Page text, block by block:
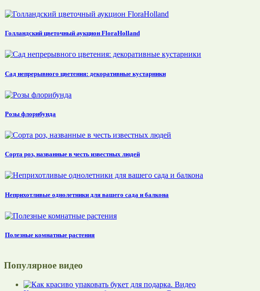
Голландский цветочный аукцион FloraHolland
Сад непрерывного цветения: декоративные кустарники
Розы флорибунда
Сорта роз, названные в честь известных людей
Неприхотливые однолетники для вашего сада и балкона
Полезные комнатные растения
Популярное видео